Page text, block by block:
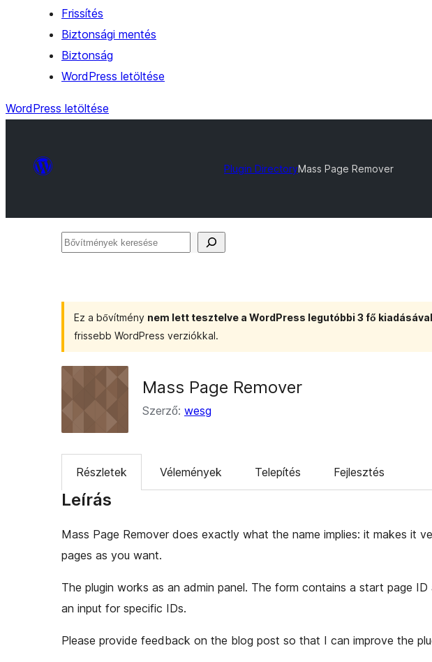
Frissítés
Biztonsági mentés
Biztonság
WordPress letöltése
WordPress letöltése
Plugin DirectoryMass Page Remover
Bővítmények
Ez a bővítmény nem lett tesztelve a WordPress legutóbbi 3 fő kiadásával
frissebb WordPress verziókkal.
Mass Page Remover
Szerző: wesg
Részletek Vélemények Telepítés Fejlesztés
Leírás
Mass Page Remover does exactly what the name implies: it makes it
pages as you want.
The plugin works as an admin panel. The form contains a start page
an input for specific IDs.
Please provide feedback on the blog post so that I can improve the